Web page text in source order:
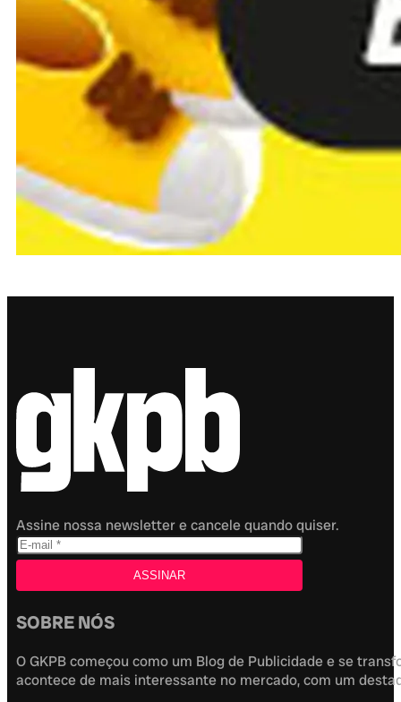
Assine nossa newsletter e cancele quando quiser.
SOBRE NÓS
O GKPB começou como um Blog de Publicidade e se
acontece de mais interessante no mercado, com um